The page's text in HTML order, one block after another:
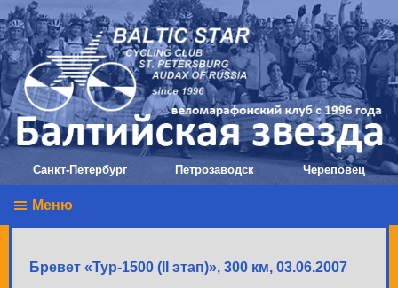
Санкт-Петербург Петрозаводск Череповец
Меню
Бревет «Тур-1500 (II этап)», 300 км, 03.06.2007